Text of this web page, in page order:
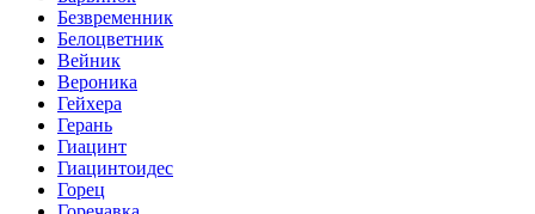
Безвременник
Белоцветник
Вейник
Вероника
Гейхера
Герань
Гиацинт
Гиацинтоидес
Горец